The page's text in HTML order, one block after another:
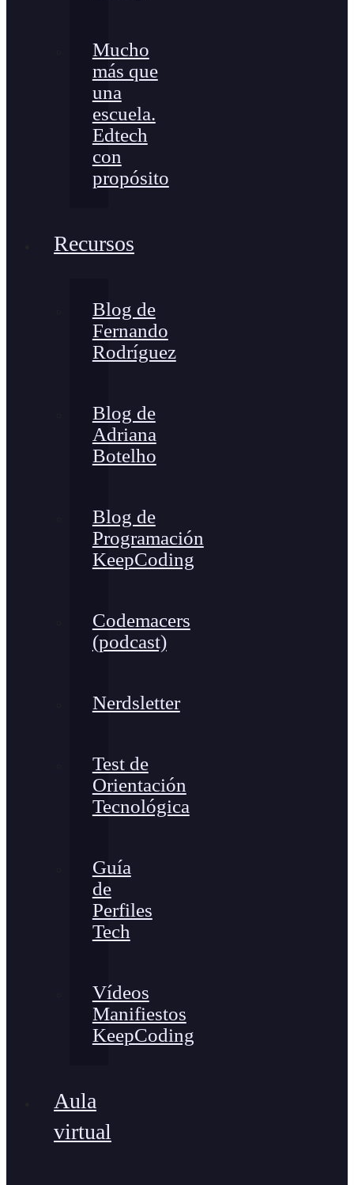
Mucho
más que
una
escuela.
Edtech
con
propósito
Recursos
Blog de
Fernando
Rodríguez
Blog de
Adriana
Botelho
Blog de
Programación
KeepCoding
Codemacers
(podcast)
Nerdsletter
Test de
Orientación
Tecnológica
Guía
de
Perfiles
Tech
Vídeos
Manifiestos
KeepCoding
Aula
virtual